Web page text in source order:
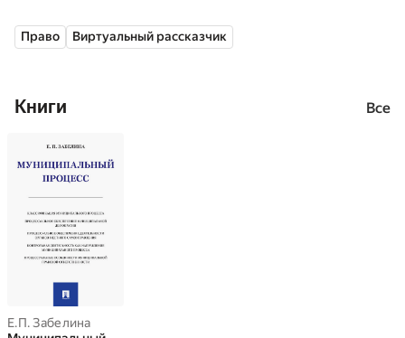
Право Виртуальный рассказчик
Книги Все
Е.П. Забелина